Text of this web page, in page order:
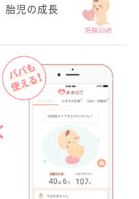
胎児の成長